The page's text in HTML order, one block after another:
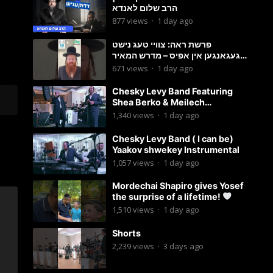
הרב שלום לאנדא
877views · 1 day ago
פרשת ראה: צוויי טעג נישט
געגאנגען אין אפיס – מדרש המאיר
וועכענטליך אויף סטאטוס איילענד
671 views · 1 day ago
Chesky Levy Band Featuring
Shea Berko & Meilech
Braunstein (Yeedle werdyger
1,340views · 1 day ago
Chesky Levy Band ( I can be)
Yaakov shwekey Instrumental
1,057views · 1 day ago
Mordechai Shapiro gives Yosef
the surprise of a lifetime!
1,510views · 1 day ago
Shorts
2,239views · 3 days ago